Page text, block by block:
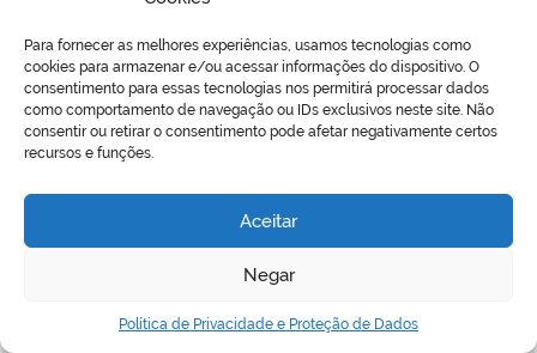
Para fornecer as melhores experiências, usamos tecnologias como
cookies para armazenar e/ou acessar informações do dispositivo. O
consentimento para essas tecnologias nos permitirá processar dados
como comportamento de navegação ou IDs exclusivos neste site. Não
consentir ou retirar o consentimento pode afetar negativamente certos
recursos e funções.
Aceitar
Negar
Política de Privacidade e Proteção de Dados